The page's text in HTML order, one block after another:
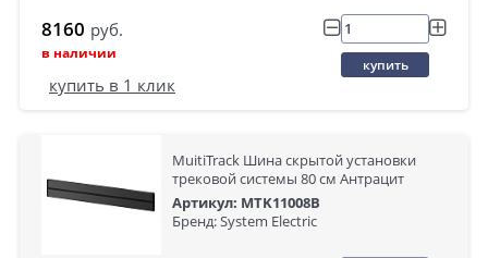
8160 руб.
в наличии
купить
купить в 1 клик
MuitiTrack Шина скрытой установки
трековой системы 80 см Антрацит
Артикул: MTK11008B
Бренд: System Electric